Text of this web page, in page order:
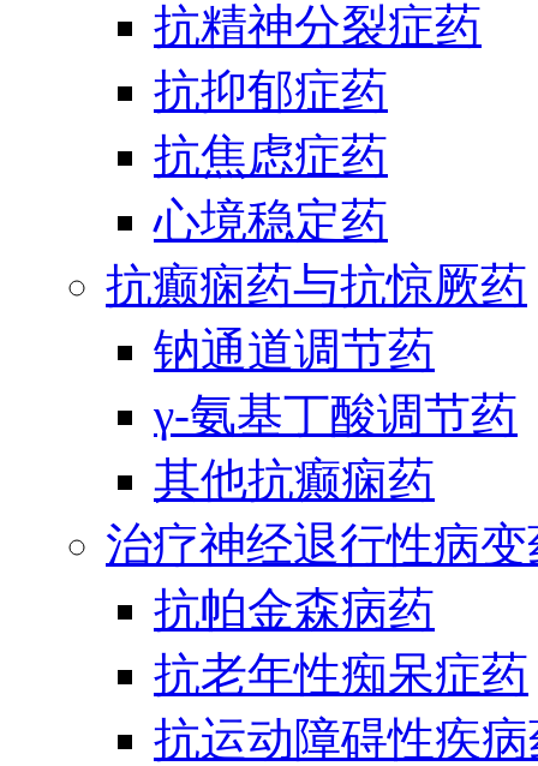
抗精神分裂症药
抗抑郁症药
抗焦虑症药
心境稳定药
抗癫痫药与抗惊厥药
钠通道调节药
γ-氨基丁酸调节药
其他抗癫痫药
治疗神经退行性病
抗帕金森病药
抗老年性痴呆症药
抗运动障碍性疾